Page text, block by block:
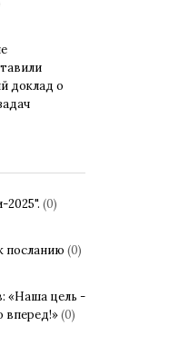
доклад о
(0)
посланию (0)
«Наша цель -
вперед!»(0)